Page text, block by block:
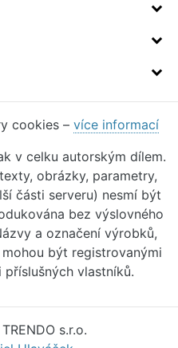
cookies – více informací
v celku autorským dílem.
obrázky, parametry,
části serveru) nesmí být
bez výslovného
a označení výrobků,
být registrovanými
vlastníků.
s.r.o.